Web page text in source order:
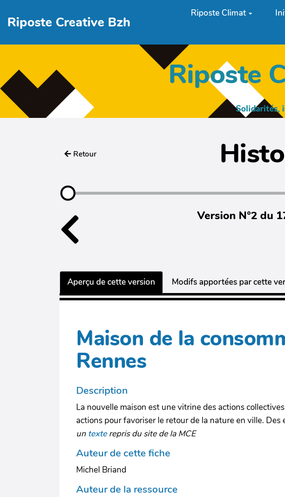
Riposte Creative Bzh
Riposte Climat
Riposte
Solidarités,
Retour
Version N°2 du
Aperçu de cette version Modifs apportées par cette
Maison de la
Rennes
Description
La nouvelle maison est une vitrine des actions
actions pour favoriser le retour de la nature en ville.
un texterepris du site de la MCE
Auteur de cette fiche
Michel Briand
Auteur de la ressource